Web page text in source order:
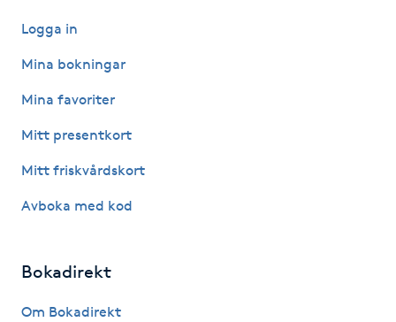
Hollywood Peel
Hot Stone Massage
Hot yoga
Hudföryngring
Hudvård
Logga in
Mina bokningar
Mina favoriter
Mitt presentkort
Mitt friskvårdskort
Avboka med kod
Bokadirekt
Om Bokadirekt